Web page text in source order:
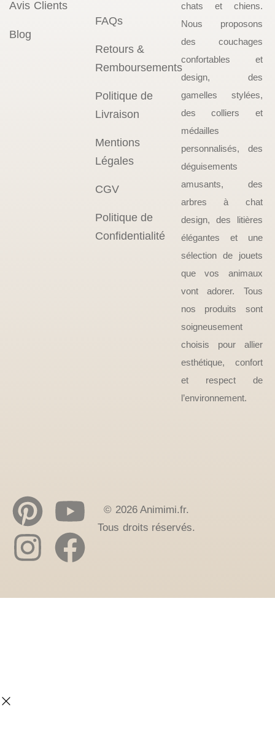
Avis Clients
Blog
FAQs
Retours &
Remboursements
Politique de
Livraison
Mentions
Légales
CGV
Politique de
Confidentialité
chats et chiens.
Nous proposons
des couchages
confortables et
design, des
gamelles stylées,
des colliers et
médailles
personnalisés, des
déguisements
amusants, des
arbres à chat
design, des litières
élégantes et une
sélection de jouets
que vos animaux
vont adorer. Tous
nos produits sont
soigneusement
choisis pour allier
esthétique, confort
et respect de
l’environnement.
© 2026 Animimi.fr.
Tous droits réservés.